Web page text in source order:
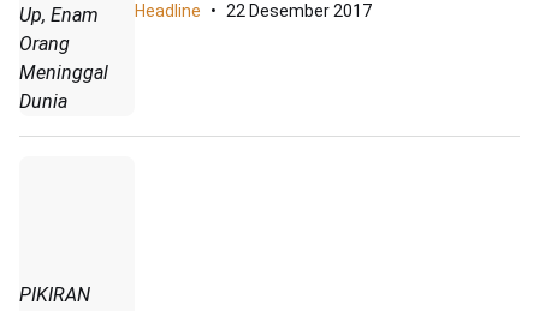
Up, Enam
Orang
Meninggal
Dunia
Headline 22 Desember 2017
PIKIRAN